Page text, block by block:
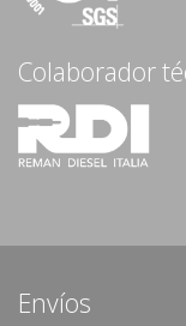
Colaborador
Envíos